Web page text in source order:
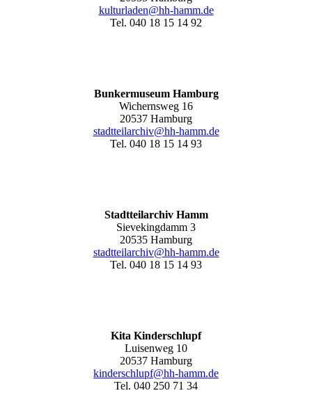
kulturladen@hh-hamm.de
Tel. 040 18 15 14 92
Bunkermuseum Hamburg
Wichernsweg 16
20537 Hamburg
stadtteilarchiv@hh-hamm.de
Tel. 040 18 15 14 93
Stadtteilarchiv Hamm
Sievekingdamm 3
20535 Hamburg
stadtteilarchiv@hh-hamm.de
Tel. 040 18 15 14 93
Kita Kinderschlupf
Luisenweg 10
20537 Hamburg
kinderschlupf@hh-hamm.de
Tel. 040 250 71 34